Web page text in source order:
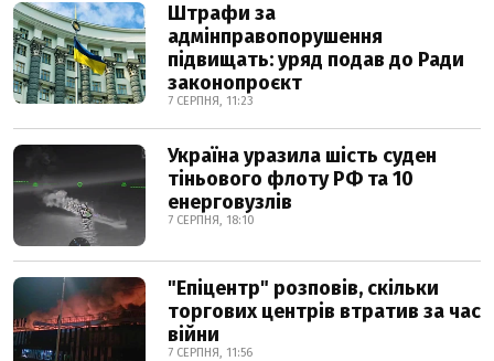
Штрафи за
адмінправопорушення
підвищать: уряд подав до Ради
законопроєкт
7 СЕРПНЯ, 11:23
Україна уразила шість суден
тіньового флоту РФ та 10
енерговузлів
7 СЕРПНЯ, 18:10
"Епіцентр" розповів, скільки
торгових центрів втратив за час
війни
7 СЕРПНЯ, 11:56